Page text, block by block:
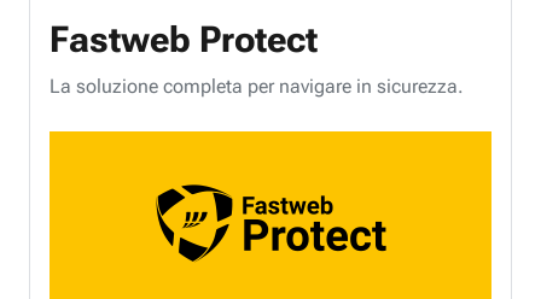
Fastweb Protect
La soluzione completa per navigare in sicurezza.